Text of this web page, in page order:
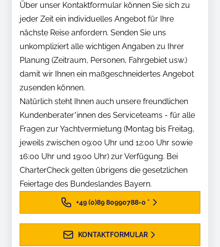
Über unser Kontaktformular können Sie sich zu
jeder Zeit ein individuelles Angebot für Ihre
nächste Reise anfordern. Senden Sie uns
unkompliziert alle wichtigen Angaben zu Ihrer
Planung (Zeitraum, Personen, Fahrgebiet usw.)
damit wir Ihnen ein maßgeschneidertes Angebot
zusenden können.
Natürlich steht Ihnen auch unsere freundlichen
Kundenberater*innen des Serviceteams - für alle
Fragen zur Yachtvermietung (Montag bis Freitag,
jeweils zwischen 09:00 Uhr und 12:00 Uhr sowie
16:00 Uhr und 19:00 Uhr) zur Verfügung. Bei
CharterCheck gelten übrigens die gesetzlichen
Feiertage des Bundeslandes Bayern.
+49 (0)89 80990788-0 *
KONTAKTFORMULAR